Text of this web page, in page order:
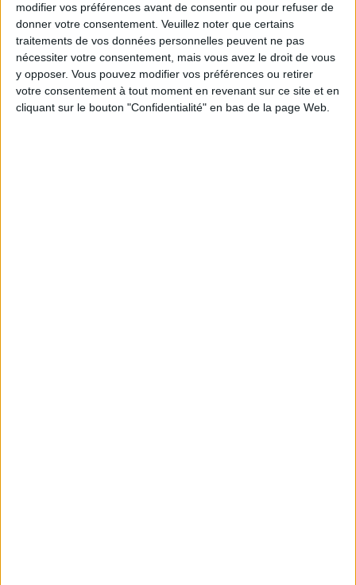
modifier vos préférences avant de consentir ou pour refuser de
donner votre consentement. Veuillez noter que certains
traitements de vos données personnelles peuvent ne pas
nécessiter votre consentement, mais vous avez le droit de vous
y opposer. Vous pouvez modifier vos préférences ou retirer
votre consentement à tout moment en revenant sur ce site et en
cliquant sur le bouton "Confidentialité" en bas de la page Web.
LES MEILLEURS HÔTELS POUR UN WEEK-END SPA ET GASTRONOMIE